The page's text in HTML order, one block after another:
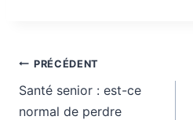
Navigation
de
l’article
PRÉCÉDENT
Santé senior : est-ce
normal de perdre